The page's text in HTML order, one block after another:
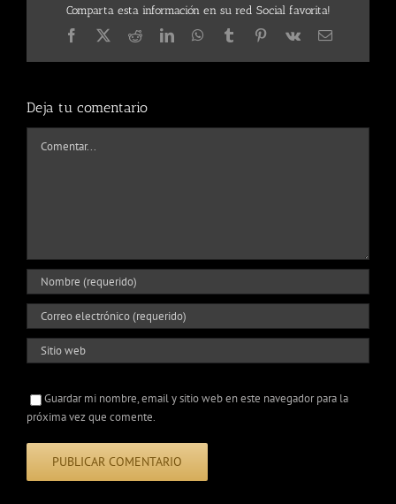
Comparta esta información en su red Social favorita!
Facebook
X RedditLinkedInWhatsApp
TumblrPinterest
Vk
Correo
Deja tu comentario
Guardar mi nombre, email y sitio web en este navegador para la
próxima vez que comente.